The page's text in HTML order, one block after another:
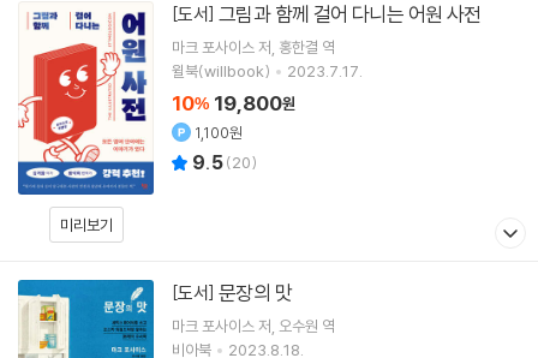
미리보기
[도서] 그림과 함께 걸어 다니는 어원 사전
마크 포사이스 저 홍한결 역
윌북(willbook)
2023.7.17.
10% 19,800원
1,100원
9.5(20)
[도서] 문장의 맛
마크 포사이스 저 오수원 역
비아북
2023.8.18.